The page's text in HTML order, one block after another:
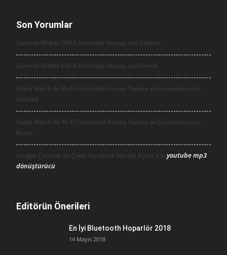
Son Yorumlar
General Mobile GM 8 Hakkında Herşey için Göktürk
General Mobile GM 8 Hakkında Herşey için Namık
Apple Watch İle Wi-Fi Üzerinden Arama Yapma ve Cevaplama için
Göktürk
Apple Watch İle Wi-Fi Üzerinden Arama Yapma ve Cevaplama için
Burak
Google Chrome da Çoklu Facebook Hesabı Açma için youtube mp3
dönüştürücü
Editörün Önerileri
En İyi Bluetooth Hoparlör 2018
14 Mayıs 2018